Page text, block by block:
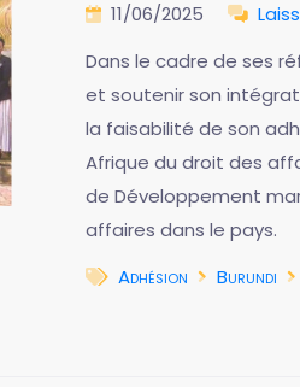
11/06/2025
Dans le cadre de ses
et soutenir son
la faisabilité de son
Afrique du droit des
de Développement
affaires dans le pays.
Adhésion
Burundi